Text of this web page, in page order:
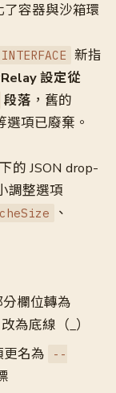
容器與沙箱環
新指
設定從
段落 ，舊的
選項已廢棄。
下的 JSON drop-
調整選項
、
欄位轉為
為底線（_）
更名為
--